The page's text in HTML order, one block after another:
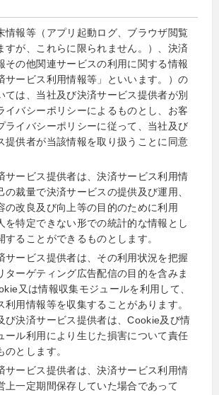
情報等（アプリ起動ログ、ブラウザ閲覧
すが、これらに限られません。）、決済
その他関連サービスの利用に関する情報
サービス利用情報等」といいます。）の
ては、当社及び決済サービス提供者が別
イバシーポリシーによるものとし、お客
ライバシーポリシーに従って、当社及び
提供者が当該情報を取り扱うことに同意
サービス提供者は、決済サービス利用情
の裁量で決済サービスの提供及び運用、
の改良及び向上等の目的のために利用
を特定できない形での統計的な情報とし
することができるものとします。
サービス提供者は、その利用状況を把握
ターゲティング広告配信の目的を含みま
又は情報収集モジュールを利用して、
利用情報等を収集することがあります。
び決済サービス提供者は、Cookie及び情
ール利用により生じた損害について責任
のとします。
サービス提供者は、決済サービス利用情
上一定期間保存していた場合であって